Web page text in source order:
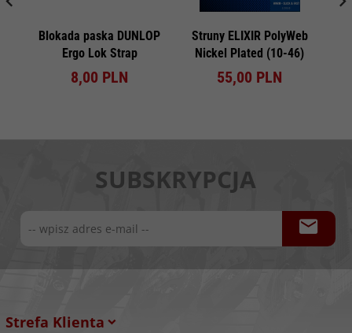
Blokada paska DUNLOP
Ergo Lok Strap
8,00 PLN
Struny ELIXIR PolyWeb
Nickel Plated (10-46)
55,00 PLN
SUBSKRYPCJA
Strefa Klienta